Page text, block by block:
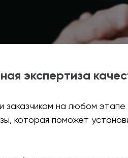
экспертиза
на любом этапе
которая поможет